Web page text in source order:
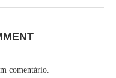
comentário.